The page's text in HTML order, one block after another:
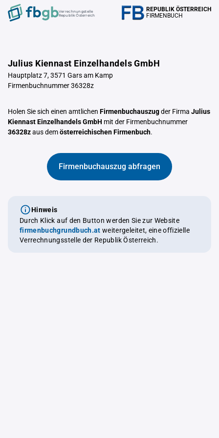
Verrechnungstelle
Republik Österreich
REPUBLIK ÖSTERREICH
FIRMENBUCH
Julius Kiennast Einzelhandels GmbH
Hauptplatz 7, 3571 Gars am Kamp
Firmenbuchnummer 36328z
Holen Sie sich einen amtlichen Firmenbuchauszugder Firma Julius
Kiennast Einzelhandels GmbH mit der Firmenbuchnummer
36328zaus demösterreichischen Firmenbuch.
Firmenbuchauszug abfragen
Hinweis
Durch Klick auf den Button werden Sie zur Website
firmenbuchgrundbuch.at weitergeleitet, eine offizielle
Verrechnungsstelle der Republik Österreich.